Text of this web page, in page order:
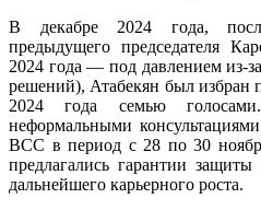
В декабре 2024 года,
предыдущего председателя
2024 года — под давлением из-
решений), Атабекян был избран
2024 года семью
неформальными
ВСС в период с 28 по 30
предлагались гарантии
дальнейшего карьерного роста.